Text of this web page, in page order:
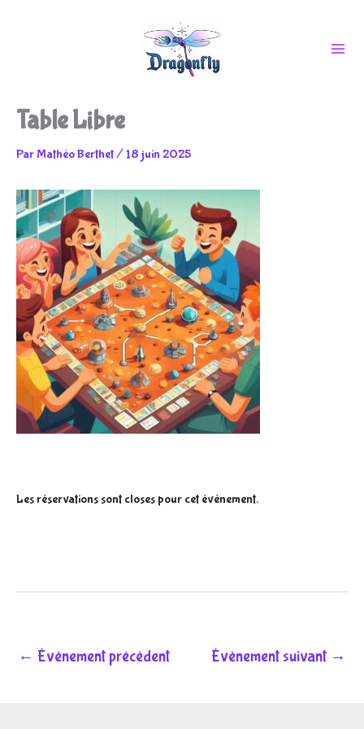
contenu
Table Libre
Par Mathéo Berthet/18 juin 2025
Les réservations sont closes pour cet évènement.
← Évènement précédent Évènement suivant →